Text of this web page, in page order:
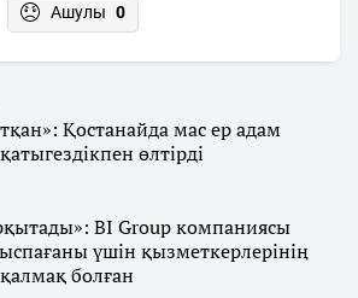
Ашулы 0
Қостанайда мас ер адам
өлтірді
BI Group компаниясы
үшін қызметкерлерінің
болған